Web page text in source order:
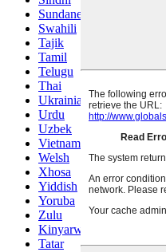
Sundanese
Swahili
Tajik
Tamil
Telugu
Thai
Ukrainian
Urdu
Uzbek
Vietnamese
Welsh
Xhosa
Yiddish
Yoruba
Zulu
Kinyarwanda
Tatar